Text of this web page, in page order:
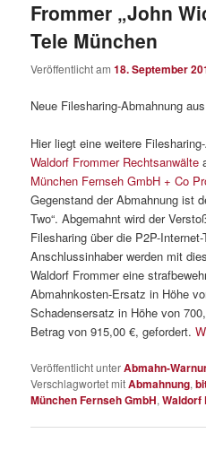
Frommer „John
Tele München
Veröffentlicht am18. September
Neue Filesharing-Abmahnung
Hier liegt eine weitere
Waldorf Frommer Rechtsanwälte
München Fernseh GmbH + Co
Gegenstand der Abmahnung ist
Two“. Abgemahnt wird der
Filesharing über die P2P-
Anschlussinhaber werden mit
Waldorf Frommer eine
Abmahnkosten-Ersatz in Höhe
Schadensersatz in Höhe von
Betrag von 915,00 €, gefordert.
Veröffentlicht unterAbmahn-
Verschlagwortet mitAbmahnung,
München Fernseh GmbH,Waldorf